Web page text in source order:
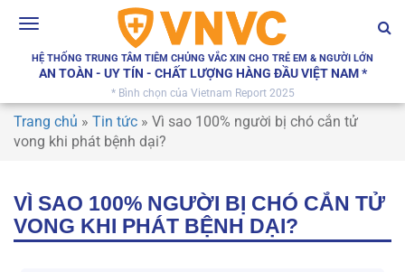
Toggle
HỆ THỐNG TRUNG TÂM TIÊM CHỦNG VẮC XIN CHO TRẺ EM & NGƯỜI LỚN
AN TOÀN - UY TÍN - CHẤT LƯỢNG HÀNG ĐẦU VIỆT NAM *
* Bình chọn của Vietnam Report 2025
Trang chủ » Tin tức » Vì sao 100% người bị chó cắn tử
vong khi phát bệnh dại?
VÌ SAO 100% NGƯỜI BỊ CHÓ CẮN TỬ
VONG KHI PHÁT BỆNH DẠI?